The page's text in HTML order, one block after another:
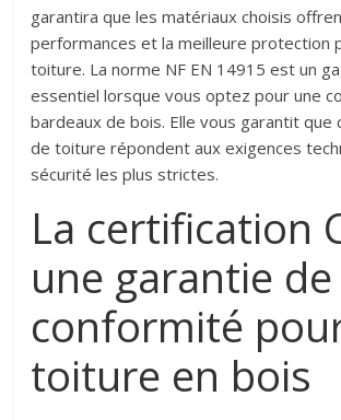
garantira que les matériaux choisis
performances et la meilleure protection
toiture. La norme NF EN 14915 est un
essentiel lorsque vous optez pour une
bardeaux de bois. Elle vous garantit que
de toiture répondent aux exigences
sécurité les plus strictes.
La certification
une garantie de
conformité
toiture en bois